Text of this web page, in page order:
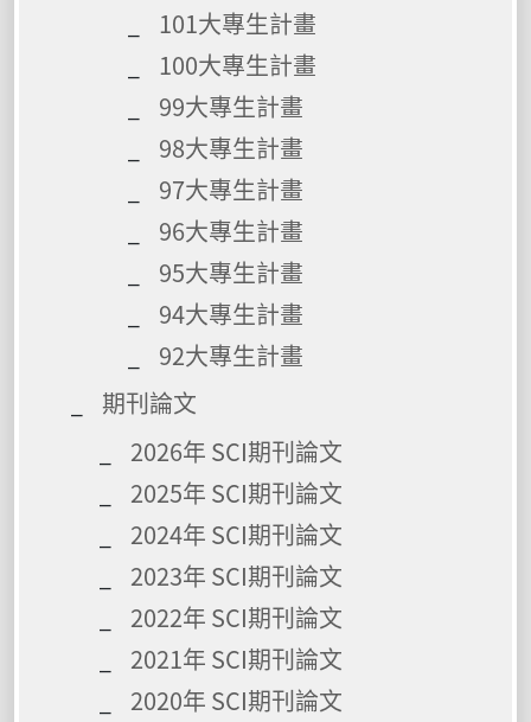
101大專生計畫
100大專生計畫
99大專生計畫
98大專生計畫
97大專生計畫
96大專生計畫
95大專生計畫
94大專生計畫
92大專生計畫
期刊論文
2026年 SCI期刊論文
2025年 SCI期刊論文
2024年 SCI期刊論文
2023年 SCI期刊論文
2022年 SCI期刊論文
2021年 SCI期刊論文
2020年 SCI期刊論文